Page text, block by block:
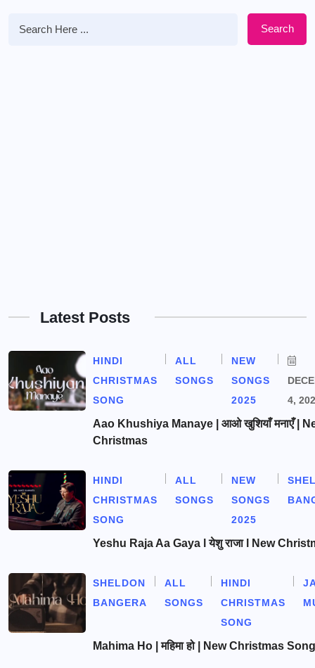
Search
Latest Posts
HINDI
CHRISTMAS
SONG
ALL
SONGS
NEW
SONGS
2025
4,
Aao Khushiya Manaye | आओ खुशियाँ मनाएँ |
Christmas
HINDI
CHRISTMAS
SONG
ALL
SONGS
NEW
SONGS
2025
Yeshu Raja Aa Gaya l येशु राजा l New
SHELDON
BANGERA
ALL
SONGS
HINDI
CHRISTMAS
SONG
Mahima Ho | महिमा हो | New Christmas Song